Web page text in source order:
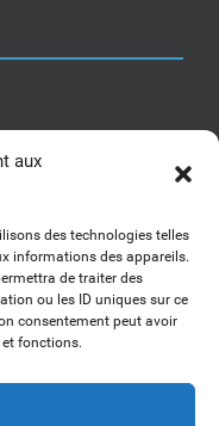
aux
des technologies telles
informations des appareils.
de traiter des
ou les ID uniques sur ce
consentement peut avoir
fonctions.
!